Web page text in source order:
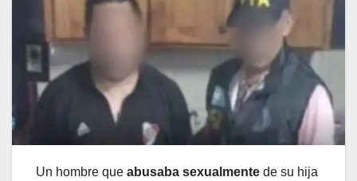
Un hombre que abusaba sexualmente de su hija